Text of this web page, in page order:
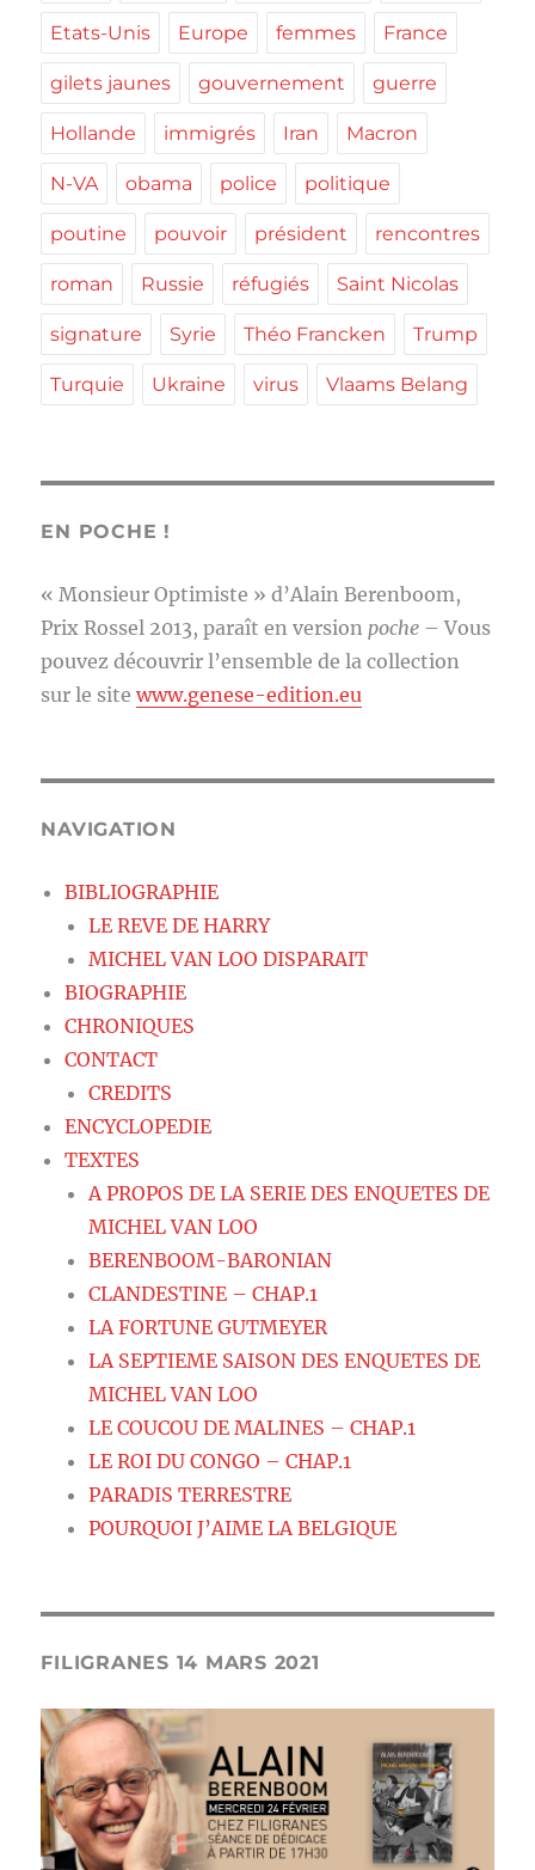
Etats-Unis Europe femmes France
gilets jaunes gouvernement guerre
Hollande immigrés Iran Macron
N-VA obama police politique
poutine pouvoir président rencontres
roman Russie réfugiés Saint Nicolas
signature Syrie Théo Francken Trump
Turquie Ukraine virus Vlaams Belang
EN POCHE !
« Monsieur Optimiste » d’Alain Berenboom,
Prix Rossel 2013, paraît en version poche – Vous
pouvez découvrir l’ensemble de la collection
sur le sitewww.genese-edition.eu
NAVIGATION
BIBLIOGRAPHIE
LE REVE DE HARRY
MICHEL VAN LOO DISPARAIT
BIOGRAPHIE
CHRONIQUES
CONTACT
CREDITS
ENCYCLOPEDIE
TEXTES
A PROPOS DE LA SERIE DES ENQUETES DE
MICHEL VAN LOO
BERENBOOM-BARONIAN
CLANDESTINE – CHAP.1
LA FORTUNE GUTMEYER
LA SEPTIEME SAISON DES ENQUETES DE
MICHEL VAN LOO
LE COUCOU DE MALINES – CHAP.1
LE ROI DU CONGO – CHAP.1
PARADIS TERRESTRE
POURQUOI J’AIME LA BELGIQUE
FILIGRANES 14 MARS 2021